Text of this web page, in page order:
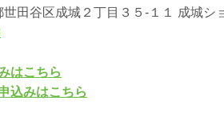
世田谷区成城２丁目３５-１１ 成城シ
はこちら
込みはこちら